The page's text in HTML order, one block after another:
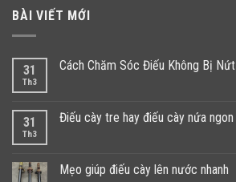
BÀI VIẾT MỚI
31
Th3
Cách Chăm Sóc Điếu Không Bị Nứt
31
Th3
Điếu cày tre hay điếu cày nứa ngon
Mẹo giúp điếu cày lên nước nhanh